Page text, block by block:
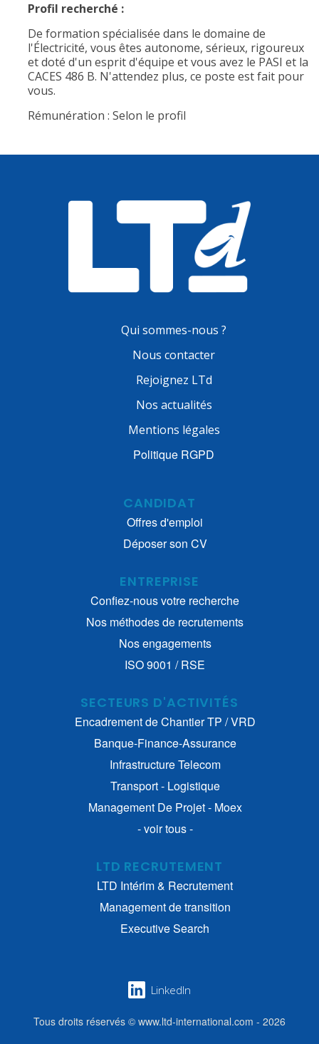
Profil recherché :
De formation spécialisée dans le domaine de
l'Électricité, vous êtes autonome, sérieux, rigoureux
et doté d'un esprit d'équipe et vous avez le PASI et la
CACES 486 B. N'attendez plus, ce poste est fait pour
vous.
Rémunération : Selon le profil
Qui sommes-nous ?
Nous contacter
Rejoignez LTd
Nos actualités
Mentions légales
Politique RGPD
CANDIDAT
Offres d'emploi
Déposer son CV
ENTREPRISE
Confiez-nous votre recherche
Nos méthodes de recrutements
Nos engagements
ISO 9001 / RSE
SECTEURS D'ACTIVITÉS
Encadrement de Chantier TP / VRD
Banque-Finance-Assurance
Infrastructure Telecom
Transport - Logistique
Management De Projet - Moex
- voir tous -
LTD RECRUTEMENT
LTD Intérim & Recrutement
Management de transition
Executive Search
LinkedIn
Tous droits réservés © www.ltd-international.com - 2026